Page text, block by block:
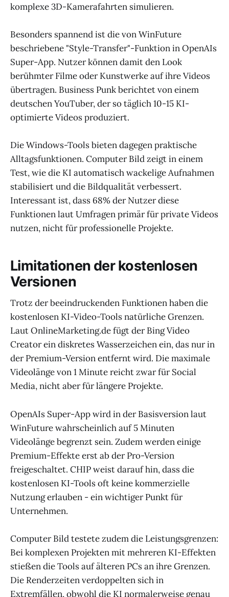
komplexe 3D-Kamerafahrten simulieren.
Besonders spannend ist die von WinFuture
beschriebene "Style-Transfer"-Funktion in OpenAIs
Super-App. Nutzer können damit den Look
berühmter Filme oder Kunstwerke auf ihre Videos
übertragen. Business Punk berichtet von einem
deutschen YouTuber, der so täglich 10-15 KI-
optimierte Videos produziert.
Die Windows-Tools bieten dagegen praktische
Alltagsfunktionen. Computer Bild zeigt in einem
Test, wie die KI automatisch wackelige Aufnahmen
stabilisiert und die Bildqualität verbessert.
Interessant ist, dass 68% der Nutzer diese
Funktionen laut Umfragen primär für private Videos
nutzen, nicht für professionelle Projekte.
Limitationen der kostenlosen
Versionen
Trotz der beeindruckenden Funktionen haben die
kostenlosen KI-Video-Tools natürliche Grenzen.
Laut OnlineMarketing.de fügt der Bing Video
Creator ein diskretes Wasserzeichen ein, das nur in
der Premium-Version entfernt wird. Die maximale
Videolänge von 1 Minute reicht zwar für Social
Media, nicht aber für längere Projekte.
OpenAIs Super-App wird in der Basisversion laut
WinFuture wahrscheinlich auf 5 Minuten
Videolänge begrenzt sein. Zudem werden einige
Premium-Effekte erst ab der Pro-Version
freigeschaltet. CHIP weist darauf hin, dass die
kostenlosen KI-Tools oft keine kommerzielle
Nutzung erlauben - ein wichtiger Punkt für
Unternehmen.
Computer Bild testete zudem die Leistungsgrenzen:
Bei komplexen Projekten mit mehreren KI-Effekten
stießen die Tools auf älteren PCs an ihre Grenzen.
Die Renderzeiten verdoppelten sich in
Extremfällen, obwohl die KI normalerweise genau